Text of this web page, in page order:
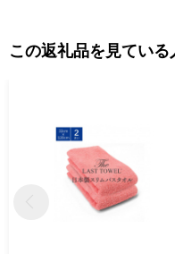
この返礼品を見てい